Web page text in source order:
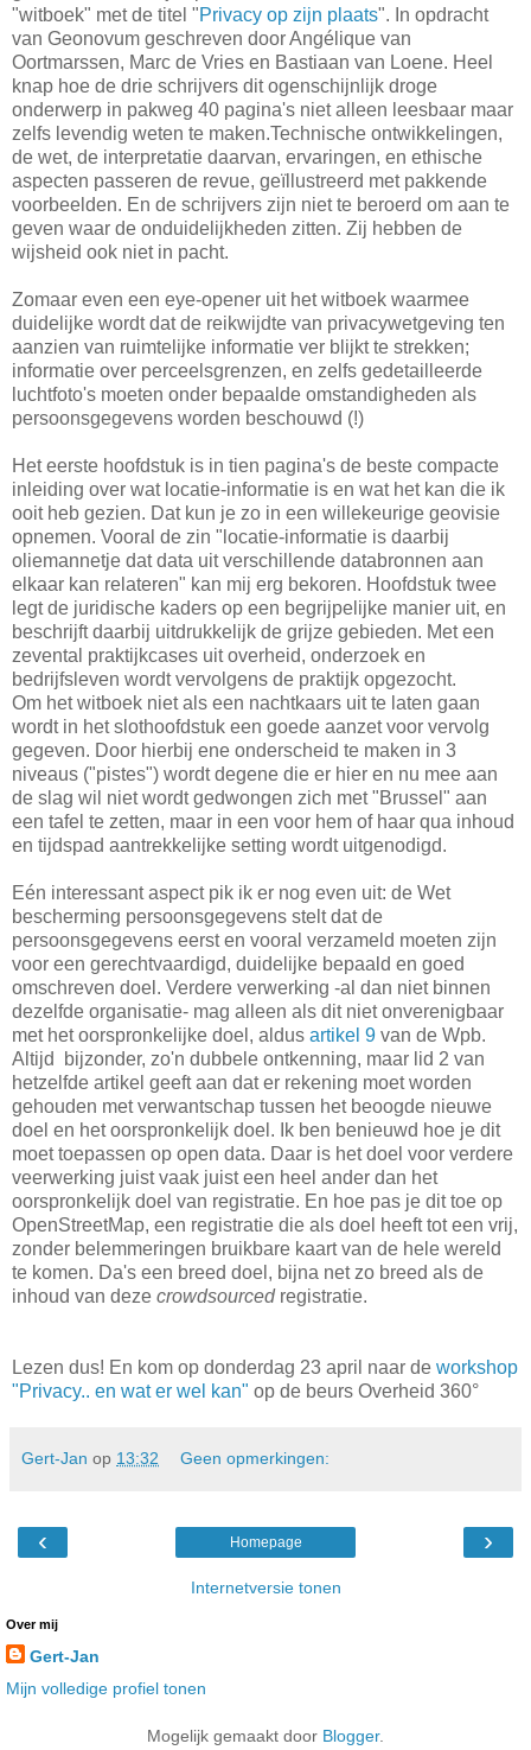
"witboek" met de titel "Privacy op zijn plaats". In opdracht
van Geonovum geschreven door Angélique van
Oortmarssen, Marc de Vries en Bastiaan van Loene. Heel
knap hoe de drie schrijvers dit ogenschijnlijk droge
onderwerp in pakweg 40 pagina's niet alleen leesbaar maar
zelfs levendig weten te maken.Technische ontwikkelingen,
de wet, de interpretatie daarvan, ervaringen, en ethische
aspecten passeren de revue, geïllustreerd met pakkende
voorbeelden. En de schrijvers zijn niet te beroerd om aan te
geven waar de onduidelijkheden zitten. Zij hebben de
wijsheid ook niet in pacht.
Zomaar even een eye-opener uit het witboek waarmee
duidelijke wordt dat de reikwijdte van privacywetgeving ten
aanzien van ruimtelijke informatie ver blijkt te strekken;
informatie over perceelsgrenzen, en zelfs gedetailleerde
luchtfoto's moeten onder bepaalde omstandigheden als
persoonsgegevens worden beschouwd (!)
Het eerste hoofdstuk is in tien pagina's de beste compacte
inleiding over wat locatie-informatie is en wat het kan die ik
ooit heb gezien. Dat kun je zo in een willekeurige geovisie
opnemen. Vooral de zin "locatie-informatie is daarbij
oliemannetje dat data uit verschillende databronnen aan
elkaar kan relateren" kan mij erg bekoren. Hoofdstuk twee
legt de juridische kaders op een begrijpelijke manier uit, en
beschrijft daarbij uitdrukkelijk de grijze gebieden. Met een
zevental praktijkcases uit overheid, onderzoek en
bedrijfsleven wordt vervolgens de praktijk opgezocht.
Om het witboek niet als een nachtkaars uit te laten gaan
wordt in het slothoofdstuk een goede aanzet voor vervolg
gegeven. Door hierbij ene onderscheid te maken in 3
niveaus ("pistes") wordt degene die er hier en nu mee aan
de slag wil niet wordt gedwongen zich met "Brussel" aan
een tafel te zetten, maar in een voor hem of haar qua inhoud
en tijdspad aantrekkelijke setting wordt uitgenodigd.
Eén interessant aspect pik ik er nog even uit: de Wet
bescherming persoonsgegevens stelt dat de
persoonsgegevens eerst en vooral verzameld moeten zijn
voor een gerechtvaardigd, duidelijke bepaald en goed
omschreven doel. Verdere verwerking -al dan niet binnen
dezelfde organisatie- mag alleen als dit niet onverenigbaar
met het oorspronkelijke doel, aldus artikel 9 van de Wpb.
Altijd bijzonder, zo'n dubbele ontkenning, maar lid 2 van
hetzelfde artikel geeft aan dat er rekening moet worden
gehouden met verwantschap tussen het beoogde nieuwe
doel en het oorspronkelijk doel. Ik ben benieuwd hoe je dit
moet toepassen op open data. Daar is het doel voor verdere
veerwerking juist vaak juist een heel ander dan het
oorspronkelijk doel van registratie. En hoe pas je dit toe op
OpenStreetMap, een registratie die als doel heeft tot een vrij,
zonder belemmeringen bruikbare kaart van de hele wereld
te komen. Da's een breed doel, bijna net zo breed als de
inhoud van deze crowdsourcedregistratie.
Lezen dus! En kom op donderdag 23 april naar de workshop
"Privacy.. en wat er wel kan" op de beurs Overheid 360°
Gert-Jan op 13:32 Geen opmerkingen:
‹ ›
Homepage
Internetversie tonen
Over mij
Gert-Jan
Mijn volledige profiel tonen
Mogelijk gemaakt door Blogger.